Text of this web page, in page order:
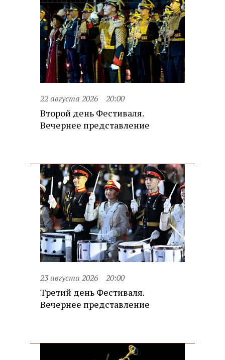
22 августа 2026 20:00
Второй день Фестиваля.
Вечернее представление
23 августа 2026 20:00
Третий день Фестиваля.
Вечернее представление